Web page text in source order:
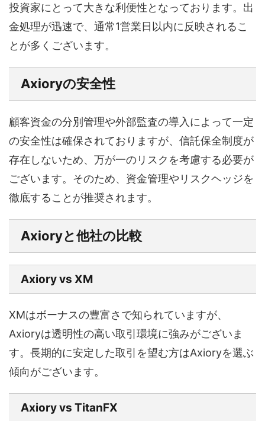
投資家にとって大きな利便性となっております。出
金処理が迅速で、通常1営業日以内に反映されるこ
とが多くございます。
Axioryの安全性
顧客資金の分別管理や外部監査の導入によって一定
の安全性は確保されておりますが、信託保全制度が
存在しないため、万が一のリスクを考慮する必要が
ございます。そのため、資金管理やリスクヘッジを
徹底することが推奨されます。
Axioryと他社の比較
Axiory vs XM
XMはボーナスの豊富さで知られていますが、
Axioryは透明性の高い取引環境に強みがございま
す。長期的に安定した取引を望む方はAxioryを選ぶ
傾向がございます。
Axiory vs TitanFX